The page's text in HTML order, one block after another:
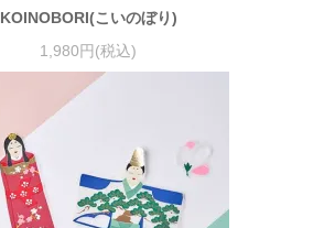
KOINOBORI(こいのぼり)
1,980円(税込)